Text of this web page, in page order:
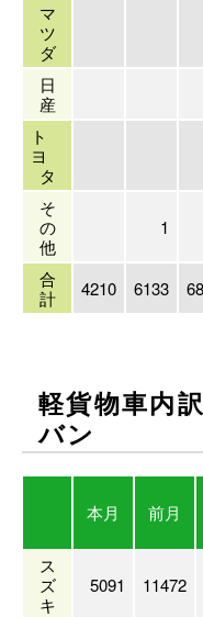
マ
ツ
ダ
日
産
ト
ヨ
タ
そ
の
他
1
合
計
4210 6133
軽貨物車内
バン
本月 前月
ス
ズ
キ
5091 11472